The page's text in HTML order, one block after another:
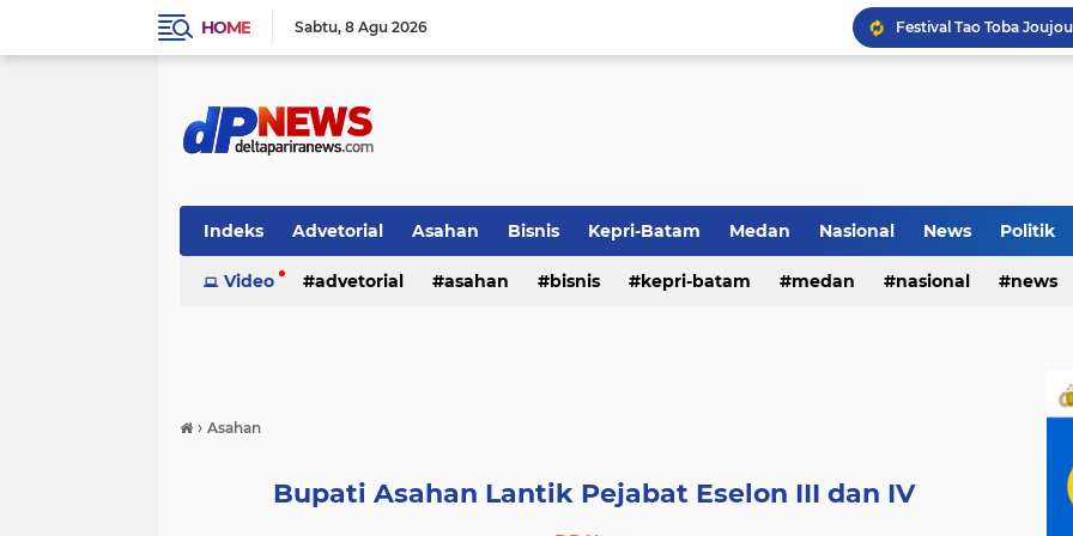
HOME Sabtu 8 Agu 2026
Pemko Medan Raih
Indeks Advetorial Asahan Bisnis Kepri-Batam Medan Nasional News Politik
Video advetorial asahan bisnis kepri-batam medan nasional news
› Asahan
Bupati Asahan Lantik Pejabat Eselon III dan IV